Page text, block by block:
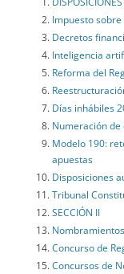
Impuesto
Decretos
Inteligencia
Reforma del
Días inhábiles
Numeración
Modelo 190:
apuestas
Disposiciones
Tribunal
SECCIÓN II
Concurso de
Concursos de